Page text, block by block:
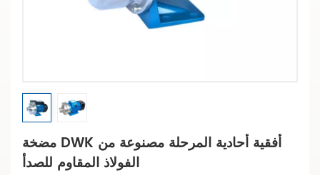
مضخة DWK أفقية أحادية المرحلة مصنوعة من
الفولاذ المقاوم للصدأ